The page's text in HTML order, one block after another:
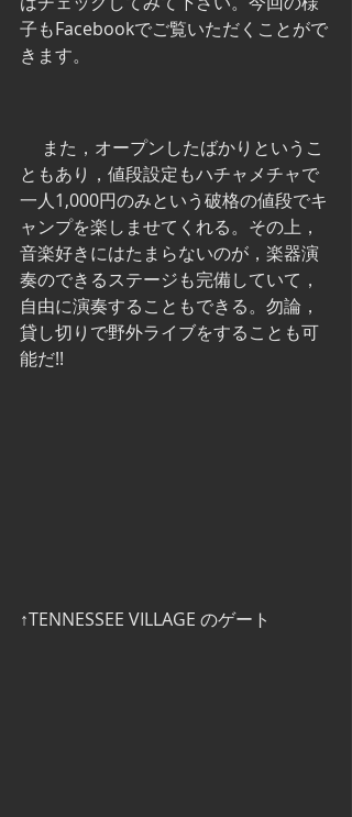
子もFacebookでご覧いただくことがで
きます。
また，オープンしたばかりというこ
ともあり，値段設定もハチャメチャで
一人1,000円のみという破格の値段でキ
ャンプを楽しませてくれる。その上，
音楽好きにはたまらないのが，楽器演
奏のできるステージも完備していて，
自由に演奏することもできる。勿論，
貸し切りで野外ライブをすることも可
能だ!!
↑TENNESSEE VILLAGE のゲート